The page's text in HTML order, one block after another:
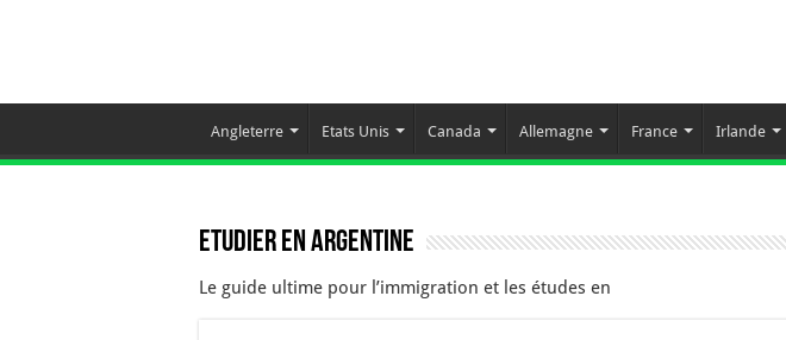
Angleterre Etats Unis Canada Allemagne France Irlande
Etudier en Argentine
Le guide ultime pour l’immigration et les études en